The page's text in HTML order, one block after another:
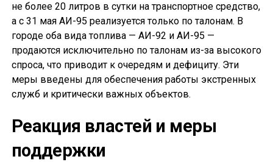
не более 20 литров в сутки на транспортное средство,
а с 31 мая АИ-95 реализуется только по талонам. В
городе оба вида топлива — АИ-92 и АИ-95 —
продаются исключительно по талонам из-за высокого
спроса, что приводит к очередям и дефициту. Эти
меры введены для обеспечения работы экстренных
служб и критически важных объектов.
Реакция властей и меры
поддержки